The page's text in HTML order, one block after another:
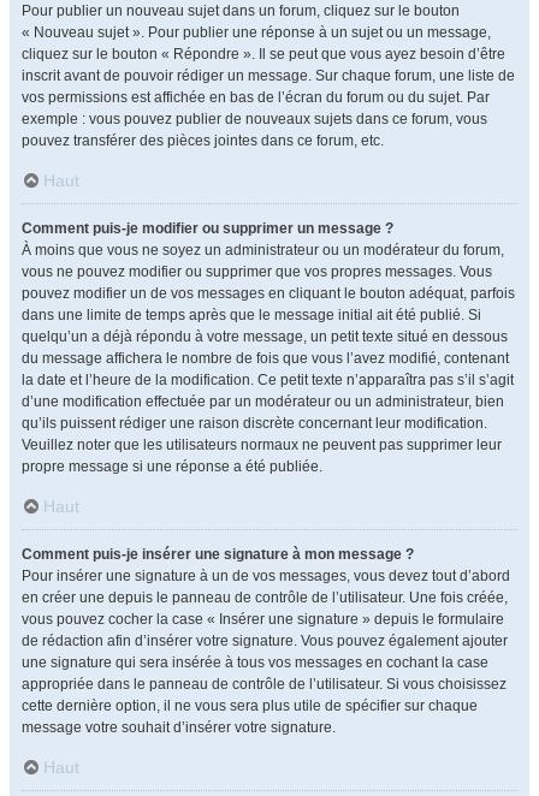
Pour publier un nouveau sujet dans un forum, cliquez sur le bouton
« Nouveau sujet ». Pour publier une réponse à un sujet ou un message,
cliquez sur le bouton « Répondre ». Il se peut que vous ayez besoin d’être
inscrit avant de pouvoir rédiger un message. Sur chaque forum, une liste de
vos permissions est affichée en bas de l’écran du forum ou du sujet. Par
exemple : vous pouvez publier de nouveaux sujets dans ce forum, vous
pouvez transférer des pièces jointes dans ce forum, etc.
Haut
Comment puis-je modifier ou supprimer un message ?
À moins que vous ne soyez un administrateur ou un modérateur du forum,
vous ne pouvez modifier ou supprimer que vos propres messages. Vous
pouvez modifier un de vos messages en cliquant le bouton adéquat, parfois
dans une limite de temps après que le message initial ait été publié. Si
quelqu’un a déjà répondu à votre message, un petit texte situé en dessous
du message affichera le nombre de fois que vous l’avez modifié, contenant
la date et l’heure de la modification. Ce petit texte n’apparaîtra pas s’il s’agit
d’une modification effectuée par un modérateur ou un administrateur, bien
qu’ils puissent rédiger une raison discrète concernant leur modification.
Veuillez noter que les utilisateurs normaux ne peuvent pas supprimer leur
propre message si une réponse a été publiée.
Haut
Comment puis-je insérer une signature à mon message ?
Pour insérer une signature à un de vos messages, vous devez tout d’abord
en créer une depuis le panneau de contrôle de l’utilisateur. Une fois créée,
vous pouvez cocher la case « Insérer une signature » depuis le formulaire
de rédaction afin d’insérer votre signature. Vous pouvez également ajouter
une signature qui sera insérée à tous vos messages en cochant la case
appropriée dans le panneau de contrôle de l’utilisateur. Si vous choisissez
cette dernière option, il ne vous sera plus utile de spécifier sur chaque
message votre souhait d’insérer votre signature.
Haut